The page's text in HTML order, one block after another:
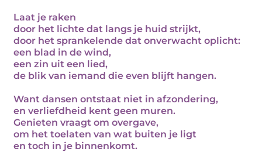
Laat je raken
door het lichte dat langs je huid strijkt,
door het sprankelende dat onverwacht oplicht:
een blad in de wind,
een zin uit een lied,
de blik van iemand die even blijft hangen.
Want dansen ontstaat niet in afzondering,
en verliefdheid kent geen muren.
Genieten vraagt om overgave,
om het toelaten van wat buiten je ligt
en toch in je binnenkomt.